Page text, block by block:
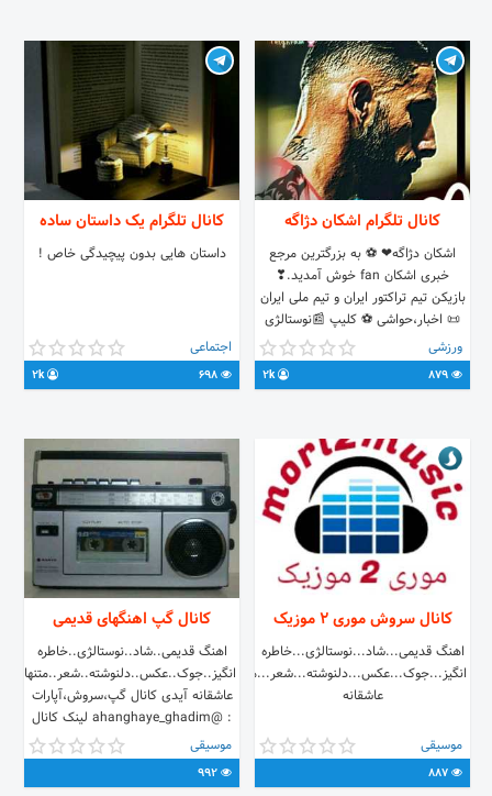
@M_United_7 لذت فوتبال🔻
LezateFootball_2020@
کانال تلگرام اشکان دژاگه
اشکان دژاگه❤ ⚽ به بزرگترین مرجع
خبری اشکان fan خوش آمدید.❣
بازیکن تیم تراکتور ایران و تیم ملی ایران
📜 اخبار،حواشی ⚽ کلیپ 📰نوستالژی
📱ادیت 📊آمار 🎥گل ها 📆بازی های
وی 💪تیم ملی 📝 چالش 👉
@alo_dejagah انتقاد،تبلیغ،تبادل،☝🚜
ورزشی
2k
کانال تلگرام یک داستان ساده
داستان هایی بدون پیچیدگی خاص !
اجتماعی
2k
کانال سروش موری 2 موزیک
اهنگ قدیمی...شاد...نوستالژی...خاطره
انگیز...جوک...عکس...دلنوشته...شعر...متنهای
عاشقانه
موسیقی
کانال گپ اهنگهای قدیمی
اهنگ قدیمی..شاد..نوستالژی..خاطره
انگیز..جوک..عکس..دلنوشته..شعر..متنهای
عاشقانه آیدی کانال گپ،سروش،آپارات
: @ahanghaye_ghadim لینک کانال
گپ : https://web.gap.im/#/im?
p=%40ahanghaye_ghadim
اینستگرام : @moritez._.n
موسیقی